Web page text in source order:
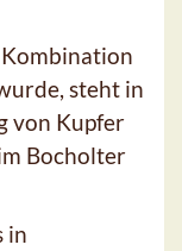
steht in
von Kupfer
Bocholter
in